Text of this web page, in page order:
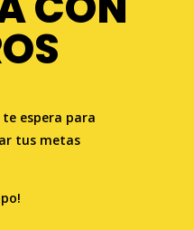
espera para
tus metas